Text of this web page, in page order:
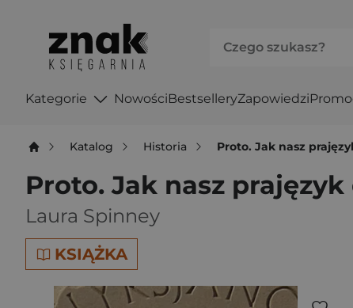
Kategorie NowościBestselleryZapowiedzi
Katalog Historia Proto. Jak nasz
Proto. Jak nasz
Laura Spinney
KSIĄŻKA